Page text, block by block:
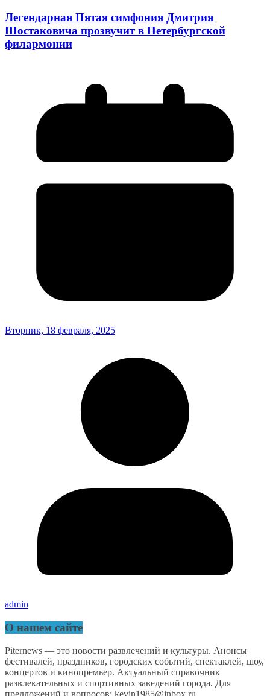
Легендарная Пятая симфония Дмитрия
Шостаковича прозвучит в Петербургской
филармонии
Вторник, 18 февраля, 2025
admin
О нашем сайте
Piternews — это новости развлечений и культуры. Анонсы
фестивалей, праздников, городских событий, спектаклей, шоу,
концертов и кинопремьер. Актуальный справочник
развлекательных и спортивных заведений города. Для